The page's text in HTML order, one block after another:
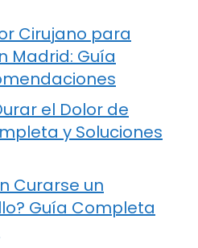
Cirujano para
Madrid: Guía
el Dolor de
y Soluciones
Curarse un
Guía Completa